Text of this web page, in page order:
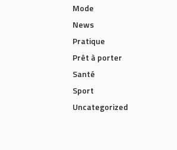
Mode
News
Pratique
Prêt à porter
Santé
Sport
Uncategorized